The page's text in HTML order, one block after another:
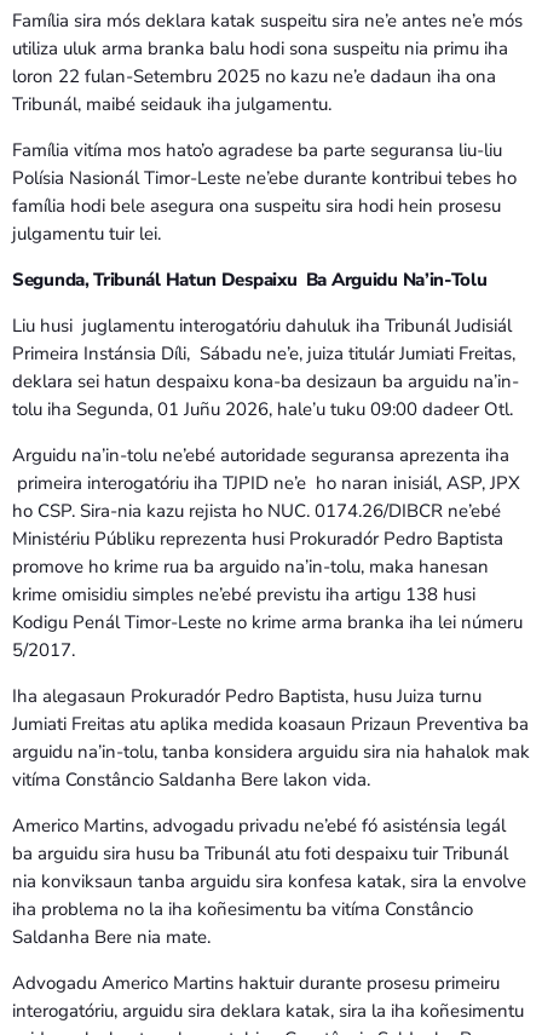
Família sira mós deklara katak suspeitu sira ne’e antes ne’e mós
utiliza uluk arma branka balu hodi sona suspeitu nia primu iha
loron 22 fulan-Setembru 2025 no kazu ne’e dadaun iha ona
Tribunál, maibé seidauk iha julgamentu.
Família vitíma mos hato’o agradese ba parte seguransa liu-liu
Polísia Nasionál Timor-Leste ne’ebe durante kontribui tebes ho
família hodi bele asegura ona suspeitu sira hodi hein prosesu
julgamentu tuir lei.
Segunda, Tribunál Hatun Despaixu Ba Arguidu Na’in-Tolu
Liu husi juglamentu interogatóriu dahuluk iha Tribunál Judisiál
Primeira Instánsia Díli, Sábadu ne’e, juiza titulár Jumiati Freitas,
deklara sei hatun despaixu kona-ba desizaun ba arguidu na’in-
tolu iha Segunda, 01 Juñu 2026, hale’u tuku 09:00 dadeer Otl.
Arguidu na’in-tolu ne’ebé autoridade seguransa aprezenta iha
primeira interogatóriu iha TJPID ne’e ho naran inisiál, ASP, JPX
ho CSP. Sira-nia kazu rejista ho NUC. 0174.26/DIBCR ne’ebé
Ministériu Públiku reprezenta husi Prokuradór Pedro Baptista
promove ho krime rua ba arguido na’in-tolu, maka hanesan
krime omisidiu simples ne’ebé previstu iha artigu 138 husi
Kodigu Penál Timor-Leste no krime arma branka iha lei númeru
5/2017.
Iha alegasaun Prokuradór Pedro Baptista, husu Juiza turnu
Jumiati Freitas atu aplika medida koasaun Prizaun Preventiva ba
arguidu na’in-tolu, tanba konsidera arguidu sira nia hahalok mak
vitíma Constâncio Saldanha Bere lakon vida.
Americo Martins, advogadu privadu ne’ebé fó asisténsia legál
ba arguidu sira husu ba Tribunál atu foti despaixu tuir Tribunál
nia konviksaun tanba arguidu sira konfesa katak, sira la envolve
iha problema no la iha koñesimentu ba vitíma Constâncio
Saldanha Bere nia mate.
Advogadu Americo Martins haktuir durante prosesu primeiru
interogatóriu, arguidu sira deklara katak, sira la iha koñesimentu